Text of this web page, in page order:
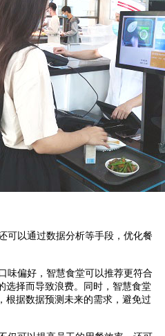
以通过数据分析等手段，优化餐
偏好，智慧食堂可以推荐更符合
选择而导致浪费。同时，智慧食堂
根据数据预测未来的需求，避免过